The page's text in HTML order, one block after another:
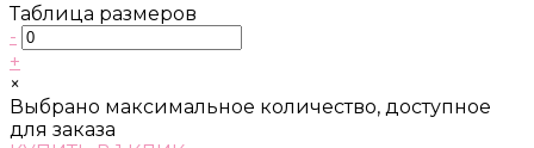
Таблица размеров
-
+
×
Выбрано максимальное количество, доступное
для заказа